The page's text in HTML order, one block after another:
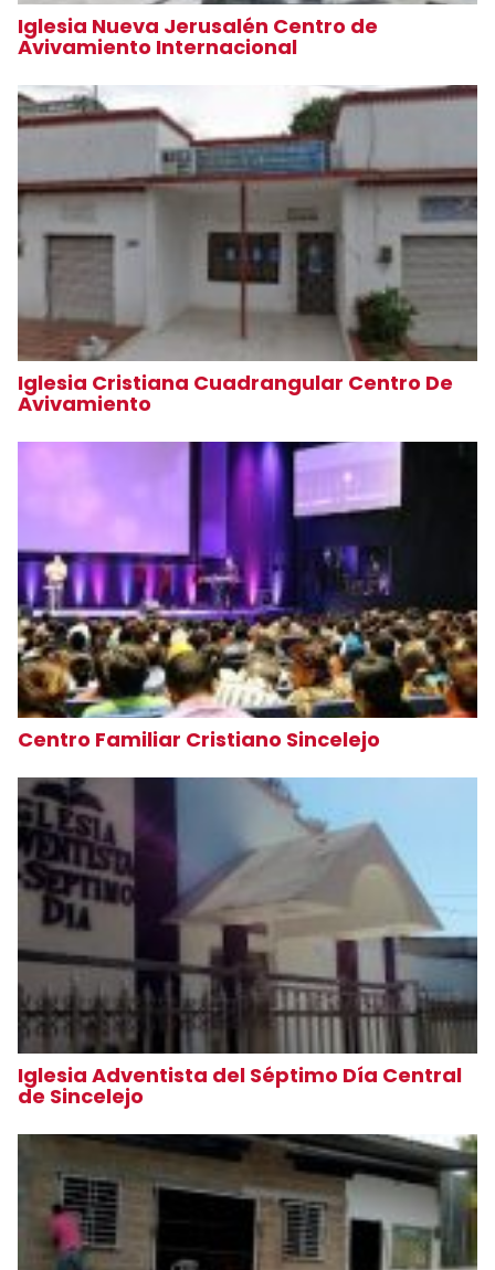
Iglesia Nueva Jerusalén Centro de
Avivamiento Internacional
Iglesia Cristiana Cuadrangular Centro De
Avivamiento
Centro Familiar Cristiano Sincelejo
Iglesia Adventista del Séptimo Día Central
de Sincelejo